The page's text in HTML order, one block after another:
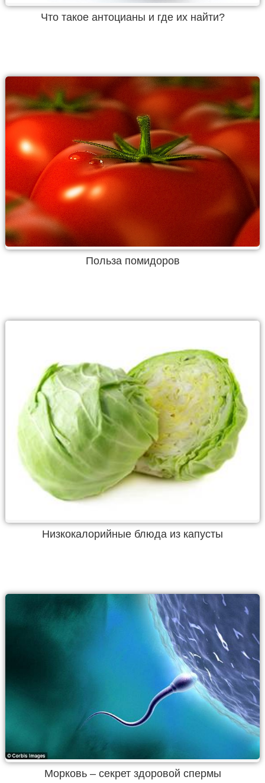
Что такое антоцианы и где их найти?
Польза помидоров
Низкокалорийные блюда из капусты
Морковь – секрет здоровой спермы